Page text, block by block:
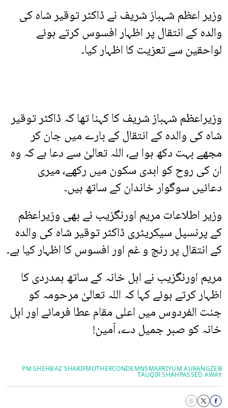
وزیر اعظم شہباز شریف نے ڈاکٹر توقیر شاہ کی
والدہ کے انتقال پر اظہار افسوس کرتے ہوئے
لواحقین سے تعزیت کا اظہار کیا۔
وزیراعظم شہباز شریف کا کہنا تھا کہ ڈاکٹر توقیر
شاہ کی والدہ کے انتقال کے بارے میں جان کر
مجھے بہت دکھ ہوا ہے، اللہ تعالیٰ سے دعا ہے کہ وہ
ان کی روح کو ابدی سکون میں رکھے، میری
دعائیں سوگوار خاندان کے ساتھ ہیں۔
وزیر اطلاعات مریم اورنگزیب نے بھی وزیراعظم
کے پرنسپل سیکریٹری ڈاکٹر توقیر شاہ کی والدہ
کے انتقال پر رنج و غم اور افسوس کا اظہار کیا ہے۔
مریم اورنگزیب نے اہل خانہ کے ساتھ ہمدردی کا
اظہار کرتے ہوئے کہا کہ اللہ تعالیٰ مرحومہ کو
جنت الفردوس میں اعلی مقام عطا فرمائے اور اہل
خانہ کو صبر جمیل دے، آمین!
MARRIYUM AURANGZEB
CONDEMNS
MOTHER
PM SHEHBAZ SHARIF
PASSED AWAY
TAUQIR SHAH